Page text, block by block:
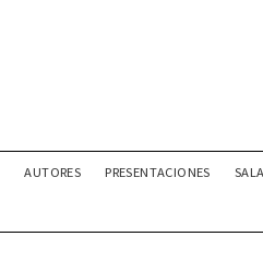
AUTORES PRESENTACIONES